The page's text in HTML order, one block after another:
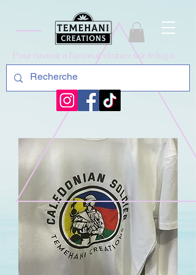
Pour revenir a l'acceuil cliquez sur le logo